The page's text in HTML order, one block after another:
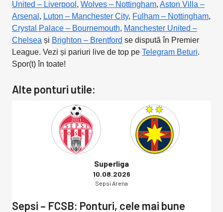
United – Liverpool , Wolves – Nottingham, Aston Villa –
Arsenal , Luton – Manchester City, Fulham – Nottingham,
Crystal Palace – Bournemouth, Manchester United –
Chelsea și Brighton – Brentford se dispută în Premier
League. Vezi și pariuri live de top pe Telegram Beturi.
Spor(t) în toate!
Alte ponturi utile:
Superliga
10.08.2026
Sepsi Arena
Sepsi – FCSB: Ponturi, cele mai bune